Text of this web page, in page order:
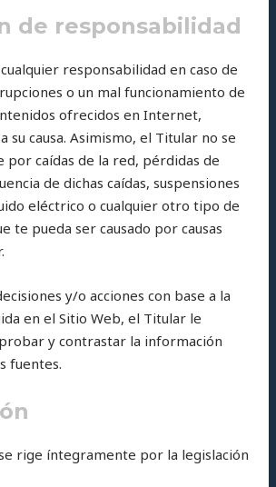
de responsabilidad
responsabilidad en caso de
o un mal funcionamiento de
ofrecidos en Internet,
su causa. Asimismo, el Titular no se
por caídas de la red, pérdidas de
de dichas caídas, suspensiones
eléctrico o cualquier otro tipo de
te pueda ser causado por causas
y/o acciones con base a la
en el Sitio Web, el Titular le
y contrastar la información
fuentes.
rige íntegramente por la legislación